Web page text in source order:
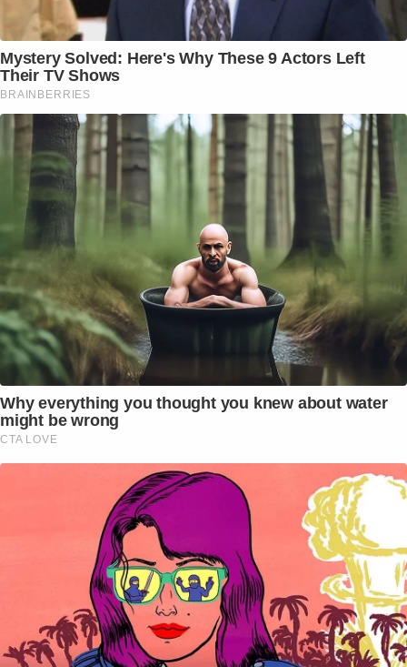
Mystery Solved: Here's Why These 9 Actors Left
Their TV Shows
BRAINBERRIES
Why everything you thought you knew about water
might be wrong
CTA LOVE